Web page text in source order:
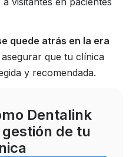
quede atrás en la era
que tu clínica
y recomendada.
Dentalink
de tu